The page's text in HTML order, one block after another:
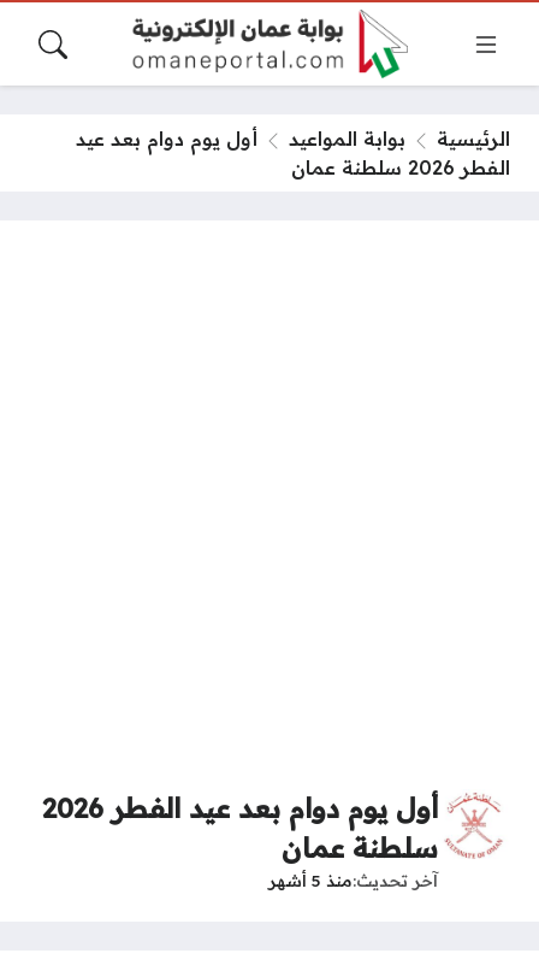
الرئيسية بوابة المواعيد
أول يوم دوام بعد عيد
الفطر 2026 سلطنة عمان
أول يوم دوام بعد عيد الفطر 2026
سلطنة عمان
آخر تحديث منذ 5 أشهر